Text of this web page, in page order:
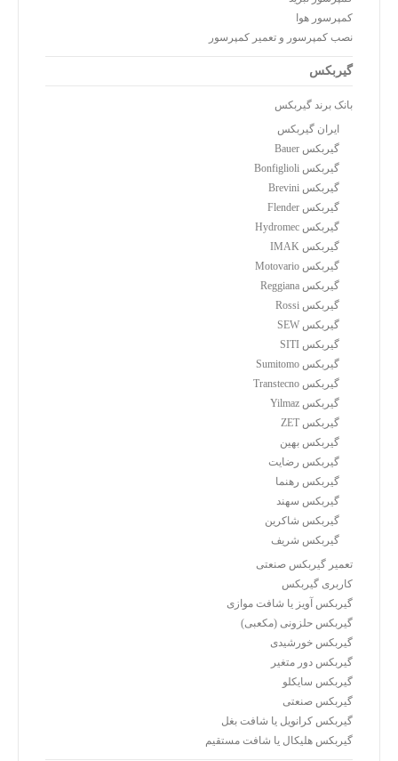
کمپرسور هوا
نصب کمپرسور و تعمیر کمپرسور
گیربکس
بانک برند گیربکس
ایران گیربکس
گیربکس Bauer
گیربکس Bonfiglioli
گیربکس Brevini
گیربکس Flender
گیربکس Hydromec
گیربکس IMAK
گیربکس Motovario
گیربکس Reggiana
گیربکس Rossi
گیربکس SEW
گیربکس SITI
گیربکس Sumitomo
گیربکس Transtecno
گیربکس Yilmaz
گیربکس ZET
گیربکس بهین
گیربکس رضایت
گیربکس رهنما
گیربکس سهند
گیربکس شاکرین
گیربکس شریف
تعمیر گیربکس صنعتی
کاربری گیربکس
گیربکس آویز یا شافت موازی
گیربکس حلزونی (مکعبی)
گیربکس خورشیدی
گیربکس دور متغیر
گیربکس سایکلو
گیربکس صنعتی
گیربکس کرانویل یا شافت بغل
گیربکس هلیکال یا شافت مستقیم